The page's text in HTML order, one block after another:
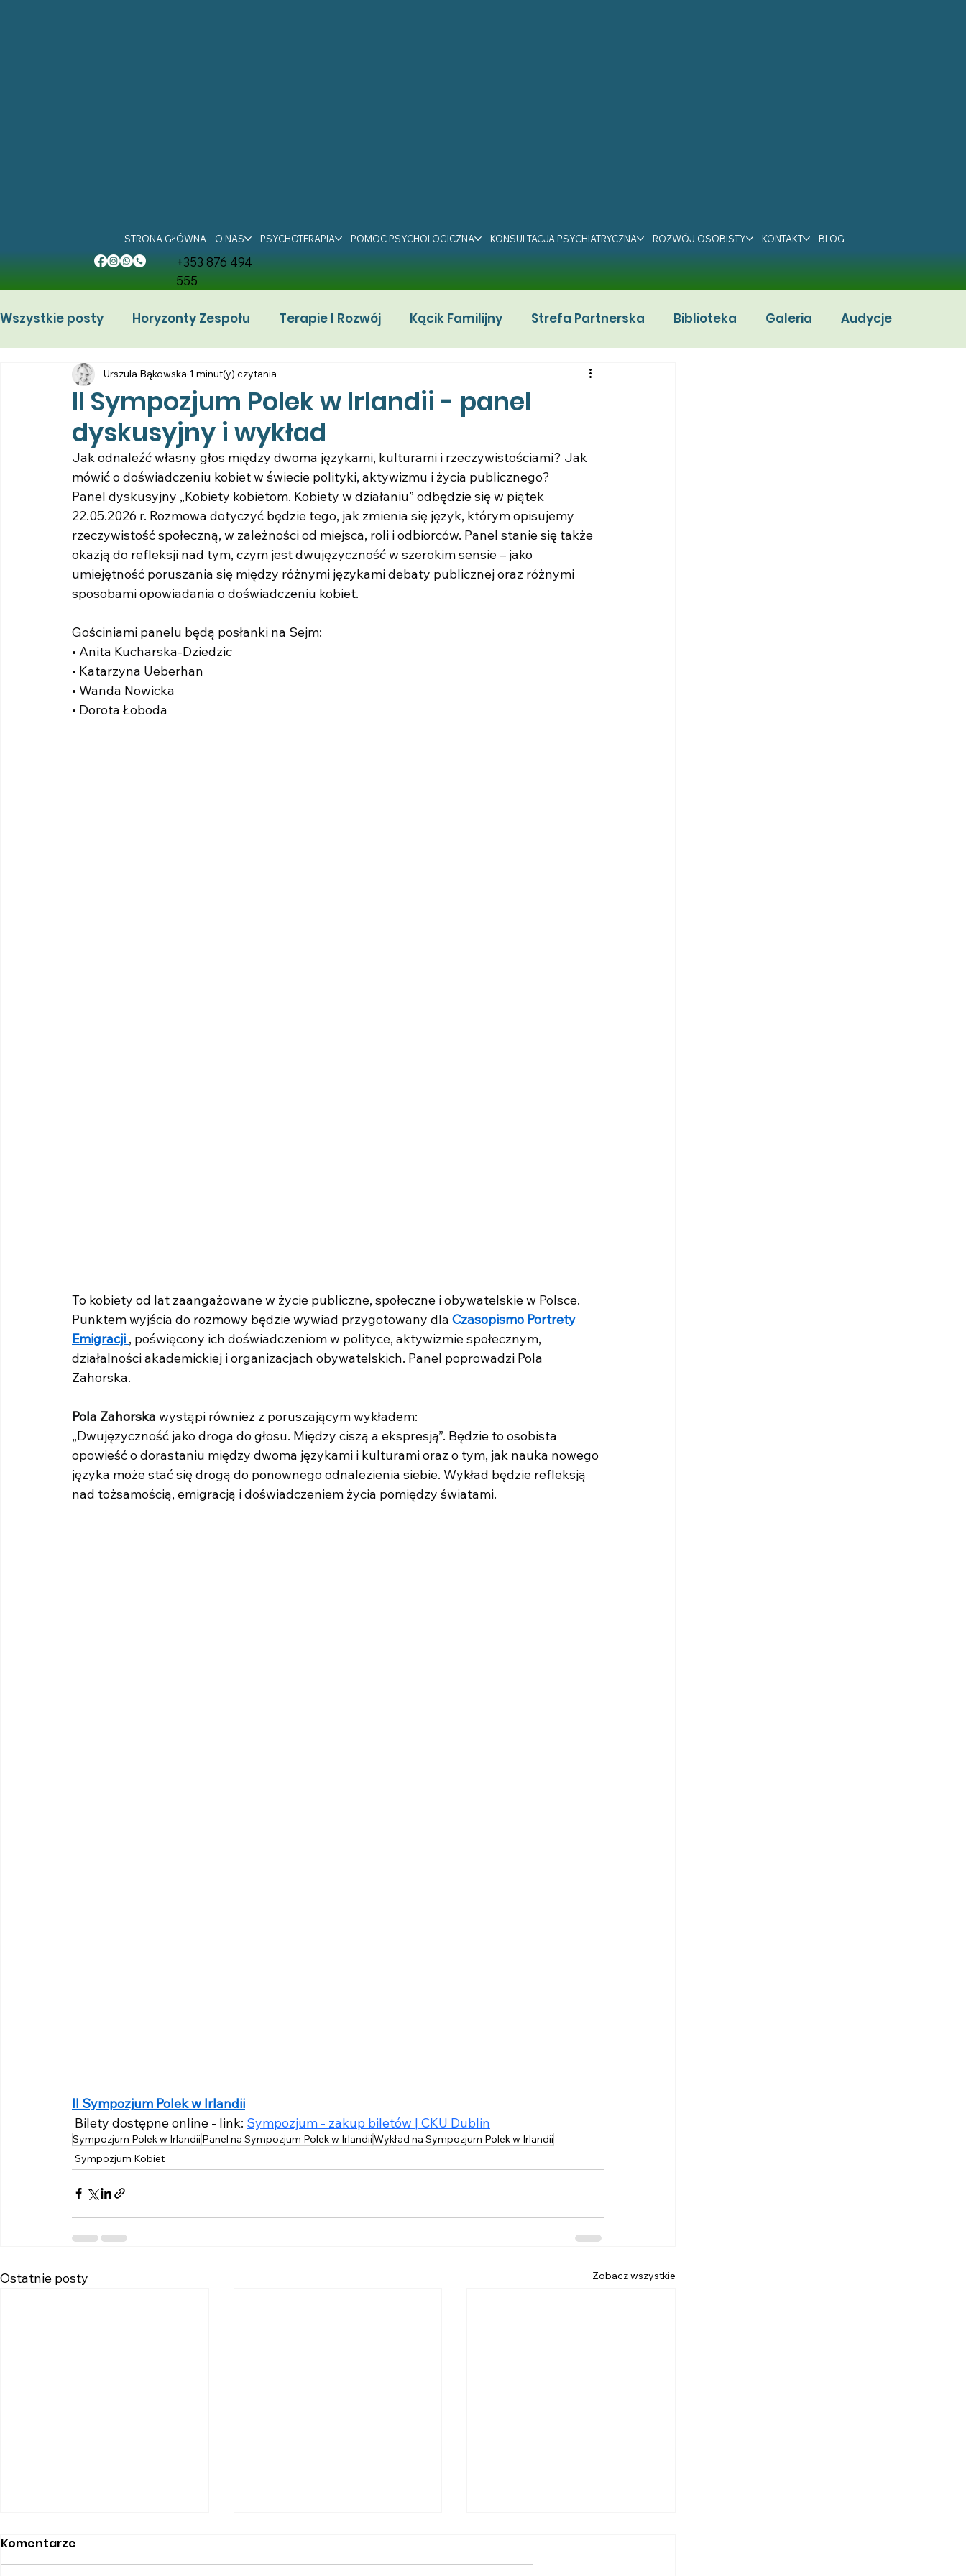
STRONA GŁÓWNA O NAS PSYCHOTERAPIA POMOC PSYCHOLOGICZNA KONSULTACJA PSYCHIATRYCZNA ROZWÓJ OSOBISTY KONTAKT BLOG
+353 876 494
555
Wszystkie posty Horyzonty Zespołu Terapie I Rozwój Kącik Familijny Strefa Partnerska Biblioteka Galeria Audycje
Sympozjum Kobiet Femigracja Granty
II Sympozjum Polek w Irlandii - panel
dyskusyjny i wykład
Urszula Bąkowska 1 minut(y) czytania
Jak odnaleźć własny głos między dwoma językami, kulturami i rzeczywistościami? Jak
mówić o doświadczeniu kobiet w świecie polityki, aktywizmu i życia publicznego?
Panel dyskusyjny „Kobiety kobietom. Kobiety w działaniu” odbędzie się w piątek
22.05.2026 r. Rozmowa dotyczyć będzie tego, jak zmienia się język, którym opisujemy
rzeczywistość społeczną, w zależności od miejsca, roli i odbiorców. Panel stanie się także
okazją do refleksji nad tym, czym jest dwujęzyczność w szerokim sensie – jako
umiejętność poruszania się między różnymi językami debaty publicznej oraz różnymi
sposobami opowiadania o doświadczeniu kobiet.
Gościniami panelu będą posłanki na Sejm:
• Anita Kucharska-Dziedzic
• Katarzyna Ueberhan
• Wanda Nowicka
• Dorota Łoboda
To kobiety od lat zaangażowane w życie publiczne, społeczne i obywatelskie w Polsce.
Punktem wyjścia do rozmowy będzie wywiad przygotowany dla Czasopismo Portrety
Emigracji , poświęcony ich doświadczeniom w polityce, aktywizmie społecznym,
działalności akademickiej i organizacjach obywatelskich. Panel poprowadzi Pola
Zahorska.
Pola Zahorska wystąpi również z poruszającym wykładem:
„Dwujęzyczność jako droga do głosu. Między ciszą a ekspresją”. Będzie to osobista
opowieść o dorastaniu między dwoma językami i kulturami oraz o tym, jak nauka nowego
języka może stać się drogą do ponownego odnalezienia siebie. Wykład będzie refleksją
nad tożsamością, emigracją i doświadczeniem życia pomiędzy światami.
II Sympozjum Polek w Irlandii
Bilety dostępne online - link: Sympozjum - zakup biletów | CKU Dublin
Sympozjum Polek w Irlandii Panel na Sympozjum Polek w IrlandiiWykład na Sympozjum Polek w Irlandii
Sympozjum Kobiet
Ostatnie posty Zobacz wszystkie
Komentarze